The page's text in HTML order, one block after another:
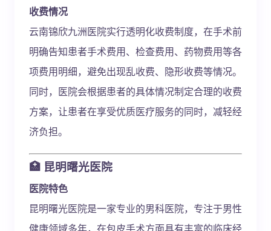
收费情况
云南锦欣九洲医院实行透明化收费制度，在手术前
明确告知患者手术费用、检查费用、药物费用等各
项费用明细，避免出现乱收费、隐形收费等情况。
同时，医院会根据患者的具体情况制定合理的收费
方案，让患者在享受优质医疗服务的同时，减轻经
济负担。
🏥 昆明曙光医院
医院特色
昆明曙光医院是一家专业的男科医院，专注于男性